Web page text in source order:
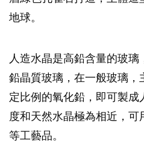
地球。
人造水晶是高鉛含量的玻璃
鉛晶質玻璃，在一般玻璃，
定比例的氧化鉛，即可製成
度和天然水晶極為相近，
等工藝品。